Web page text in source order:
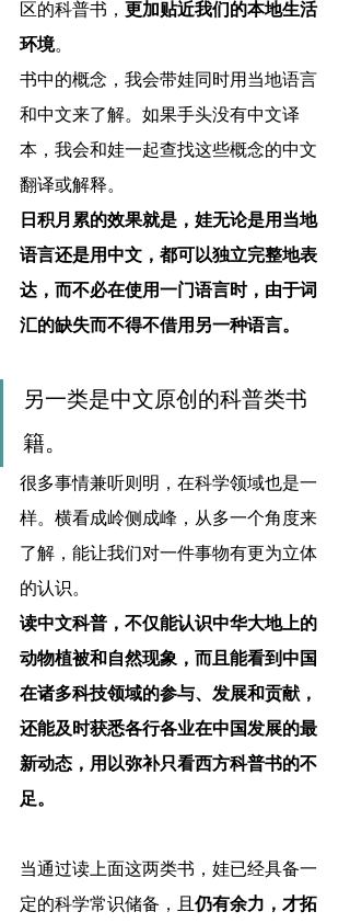
区的科普书， 更加贴近我们的本地生活
环境。
书中的概念，我会带娃同时用当地语言
和中文来了解。如果手头没有中文译
本，我会和娃一起查找这些概念的中文
翻译或解释。
日积月累的效果就是，娃无论是用当地
语言还是用中文，都可以独立完整地表
达，而不必在使用一门语言时，由于词
汇的缺失而不得不借用另一种语言。
另一类是中文原创的科普类书
籍。
很多事情兼听则明，在科学领域也是一
样。横看成岭侧成峰，从多一个角度来
了解，能让我们对一件事物有更为立体
的认识。
读中文科普，不仅能认识中华大地上的
动物植被和自然现象，而且能看到中国
在诸多科技领域的参与、发展和贡献，
还能及时获悉各行各业在中国发展的最
新动态，用以弥补只看西方科普书的不
足。
当通过读上面这两类书，娃已经具备一
定的科学常识储备，且仍有余力，才拓